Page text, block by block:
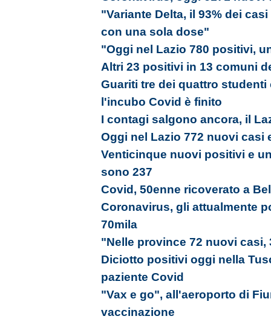
"Variante Delta, il 93% dei
con una sola dose"
"Oggi nel Lazio 780 positivi,
Altri 23 positivi in 13 comuni
Guariti tre dei quattro
l'incubo Covid è finito
I contagi salgono ancora, il
Oggi nel Lazio 772 nuovi casi
Venticinque nuovi positivi e
sono 237
Covid, 50enne ricoverato a
Coronavirus, gli attualmente
70mila
"Nelle province 72 nuovi casi,
Diciotto positivi oggi nella
paziente Covid
"Vax e go", all'aeroporto di
vaccinazione